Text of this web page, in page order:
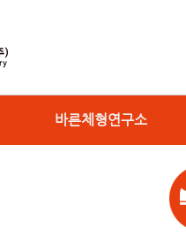
바른체형연구소